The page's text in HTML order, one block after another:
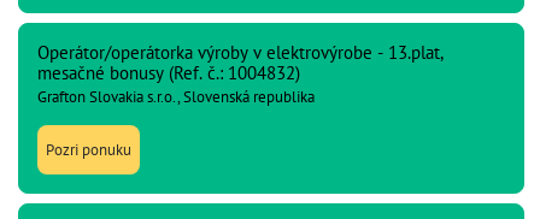
Operátor/operátorka výroby v elektrovýrobe - 13.plat,
mesačné bonusy (Ref. č.: 1004832)
Grafton Slovakia s.r.o., Slovenská republika
Pozri ponuku